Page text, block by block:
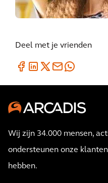
Deel met je vrienden
Wij zijn 34.000 mensen,
ondersteunen onze
hebben.